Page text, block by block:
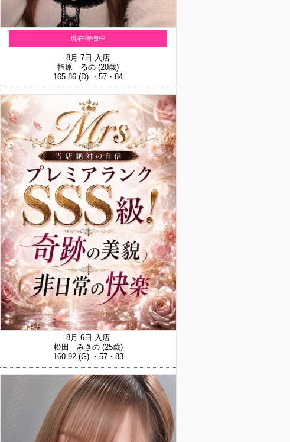
現在待機中
8月 7日 入店
指原 るの (20歳)
165 86 (D) ・57・84
8月 6日 入店
松田 みきの (25歳)
160 92 (G) ・57・83